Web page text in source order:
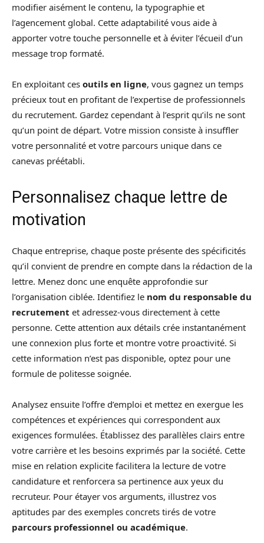
modifier aisément le contenu, la typographie et
l’agencement global. Cette adaptabilité vous aide à
apporter votre touche personnelle et à éviter l’écueil d’un
message trop formaté.
En exploitant ces outils en ligne, vous gagnez un temps
précieux tout en profitant de l’expertise de professionnels
du recrutement. Gardez cependant à l’esprit qu’ils ne sont
qu’un point de départ. Votre mission consiste à insuffler
votre personnalité et votre parcours unique dans ce
canevas préétabli.
Personnalisez chaque lettre de
motivation
Chaque entreprise, chaque poste présente des spécificités
qu’il convient de prendre en compte dans la rédaction de la
lettre. Menez donc une enquête approfondie sur
l’organisation ciblée. Identifiez le nom du responsable du
recrutement et adressez-vous directement à cette
personne. Cette attention aux détails crée instantanément
une connexion plus forte et montre votre proactivité. Si
cette information n’est pas disponible, optez pour une
formule de politesse soignée.
Analysez ensuite l’offre d’emploi et mettez en exergue les
compétences et expériences qui correspondent aux
exigences formulées. Établissez des parallèles clairs entre
votre carrière et les besoins exprimés par la société. Cette
mise en relation explicite facilitera la lecture de votre
candidature et renforcera sa pertinence aux yeux du
recruteur. Pour étayer vos arguments, illustrez vos
aptitudes par des exemples concrets tirés de votre
parcours professionnel ou académique.